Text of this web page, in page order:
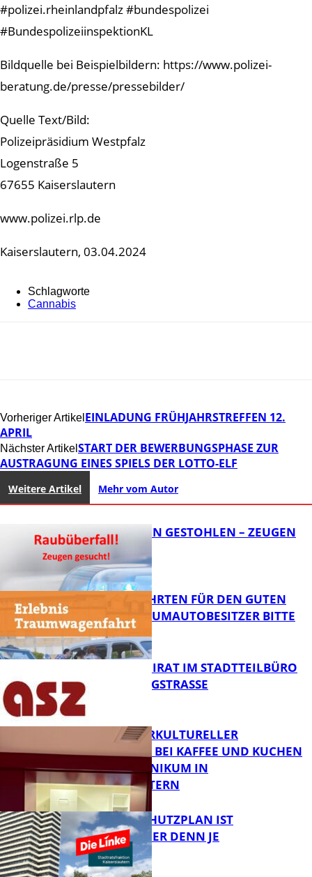
#polizei.rheinlandpfalz #bundespolizei
#BundespolizeiinspektionKL
Bildquelle bei Beispielbildern: https://www.polizei-
beratung.de/presse/pressebilder/
Quelle Text/Bild:
Polizeipräsidium Westpfalz
Logenstraße 5
67655 Kaiserslautern
www.polizei.rlp.de
Kaiserslautern, 03.04.2024
Schlagworte
Cannabis
Vorheriger Artikel EINLADUNG FRÜHJAHRSTREFFEN 12.
APRIL
Nächster Artikel START DER BEWERBUNGSPHASE ZUR
AUSTRAGUNG EINES SPIELS DER LOTTO-ELF
Weitere Artikel Mehr vom Autor
FB News
TEURE KETTEN GESTOHLEN – ZEUGEN
GESUCHT!
FB News
SPENDENFAHRTEN FÜR DEN GUTEN
ZWECK – TRAUMAUTOBESITZER BITTE
MELDEN!
FB News
SENIORENBEIRAT IM STADTTEILBÜRO
IN DER KÖNIGSTRASSE
FB Gesundheit
NEUER INTERKULTURELLER
TREFFPUNKT BEI KAFFEE UND KUCHEN
IM PFALZKLINIKUM IN
KAISERSLAUTERN
EIN HITZESCHUTZPLAN IST
NOTWENDIGER DENN JE